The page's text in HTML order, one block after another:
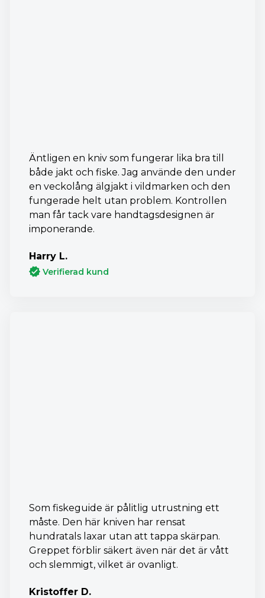
Äntligen en kniv som fungerar lika bra till
både jakt och fiske. Jag använde den under
en veckolång älgjakt i vildmarken och den
fungerade helt utan problem. Kontrollen
man får tack vare handtagsdesignen är
imponerande.
Harry L.
Verifierad kund
Som fiskeguide är pålitlig utrustning ett
måste. Den här kniven har rensat
hundratals laxar utan att tappa skärpan.
Greppet förblir säkert även när det är vått
och slemmigt, vilket är ovanligt.
Kristoffer D.